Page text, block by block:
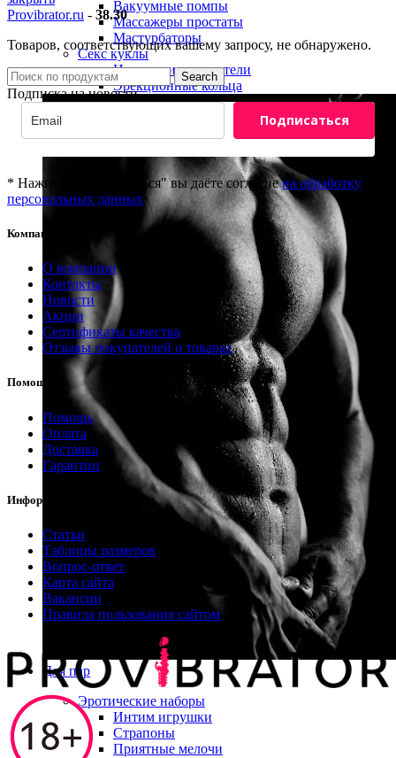
Вакуумные помпы
Массажеры простаты
Мастурбаторы
Секс куклы
Насадки и удлинители
Эрекционные кольца
Для пар
Эротические наборы
Интим игрушки
Страпоны
Приятные мелочи
Provibrator.ru - 38.30
Товаров, соответствующих вашему запросу, не обнаружено.
Search
Подписка на новости
Подписаться
* Нажимая "Подписаться" вы даёте согласиена обработку
персональных данных
8(800)201-81-69
info@provibrator.ru
Компания
О компании
Контакты
Новости
Акции
Сертификаты качества
Отзывы покупателей о товарах
Помощь
Помощь
Оплата
Доставка
Гарантии
Информация
Статьи
Таблицы размеров
Вопрос-ответ
Карта сайта
Вакансии
Правила пользования сайтом